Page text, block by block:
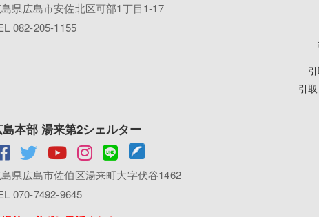
島県広島市安佐北区可部1丁目1-17
082-205-1155
島本部 湯来第2シェルター
島県広島市佐伯区湯来町大字伏谷1462
070-7492-9645
引